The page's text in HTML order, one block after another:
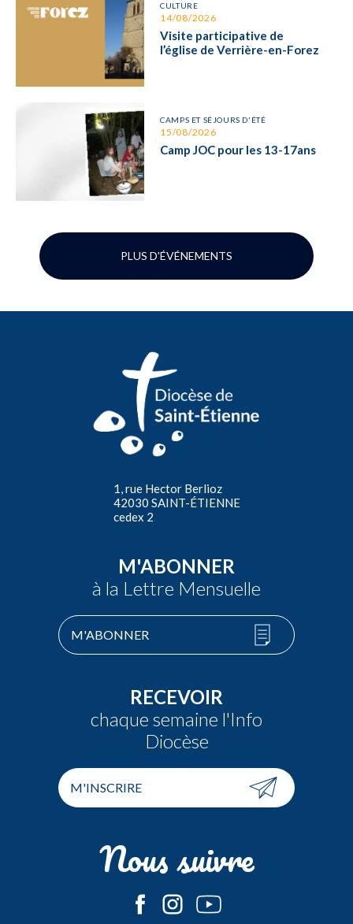
PLUS D'ÉVÉNEMENTS
CULTURE
14/08/2026
Visite participative de
l’église de Verrière-en-Forez
CAMPS ET SÉJOURS D'ÉTÉ
15/08/2026
Camp JOC pour les 13-17ans
1, rue Hector Berlioz
42030 SAINT-ÉTIENNE
cedex 2
M'ABONNER
à la Lettre Mensuelle
M'ABONNER
RECEVOIR
chaque semaine l'Info
Diocèse
M'INSCRIRE
Nous suivre